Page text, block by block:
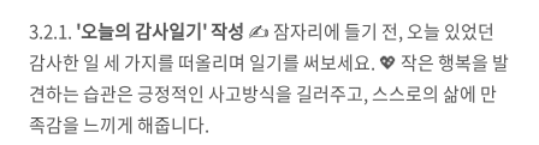
3.2.1. '오늘의 감사일기' 작성 ✍️ 잠자리에 들기 전, 오늘 있었던
감사한 일 세 가지를 떠올리며 일기를 써보세요. 💖 작은 행복을 발
견하는 습관은 긍정적인 사고방식을 길러주고, 스스로의 삶에 만
족감을 느끼게 해줍니다.